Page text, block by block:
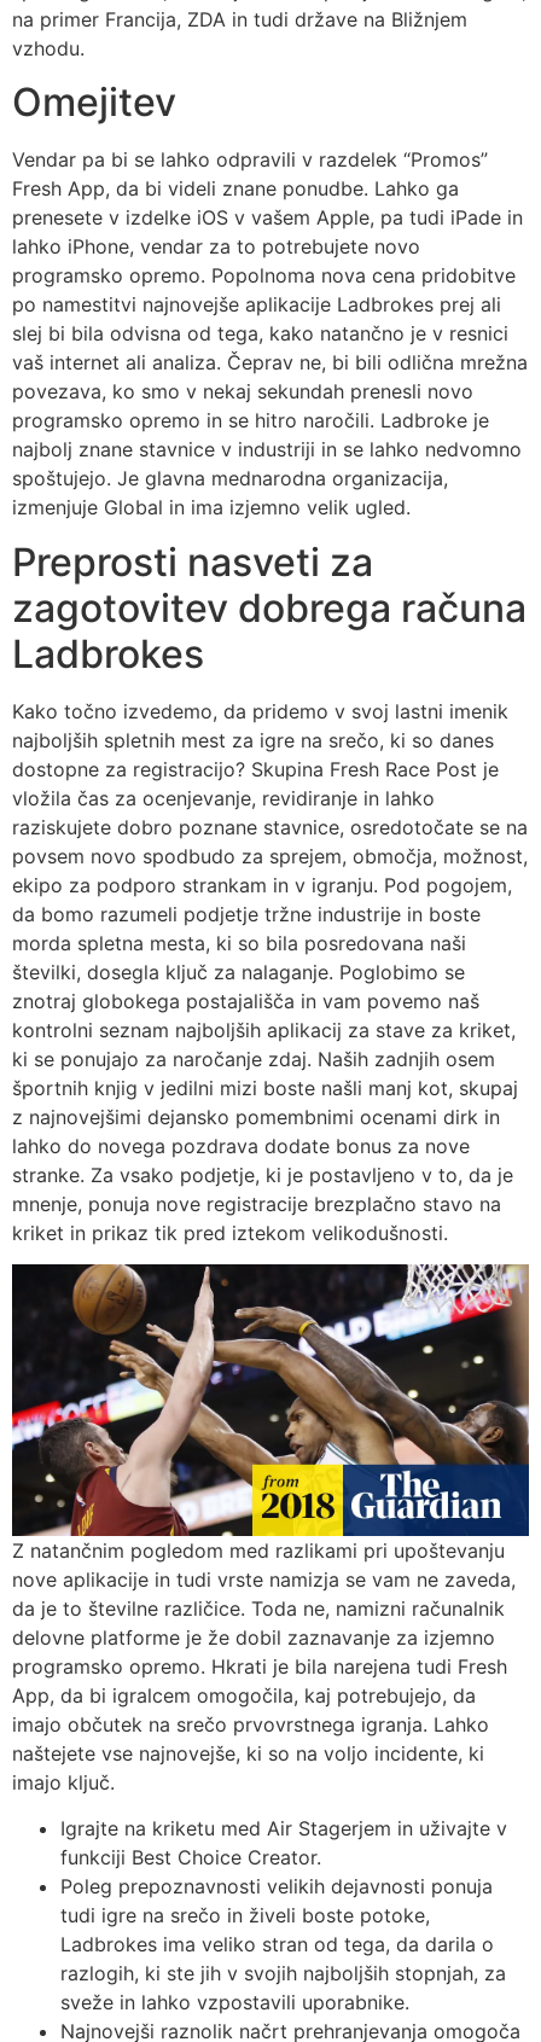
na primer Francija, ZDA in tudi države na Bližnjem
vzhodu.
Omejitev
Vendar pa bi se lahko odpravili v razdelek “Promos”
Fresh App, da bi videli znane ponudbe. Lahko ga
prenesete v izdelke iOS v vašem Apple, pa tudi iPade in
lahko iPhone, vendar za to potrebujete novo
programsko opremo. Popolnoma nova cena pridobitve
po namestitvi najnovejše aplikacije Ladbrokes prej ali
slej bi bila odvisna od tega, kako natančno je v resnici
vaš internet ali analiza. Čeprav ne, bi bili odlična mrežna
povezava, ko smo v nekaj sekundah prenesli novo
programsko opremo in se hitro naročili. Ladbroke je
najbolj znane stavnice v industriji in se lahko nedvomno
spoštujejo. Je glavna mednarodna organizacija,
izmenjuje Global in ima izjemno velik ugled.
Preprosti nasveti za
zagotovitev dobrega računa
Ladbrokes
Kako točno izvedemo, da pridemo v svoj lastni imenik
najboljših spletnih mest za igre na srečo, ki so danes
dostopne za registracijo? Skupina Fresh Race Post je
vložila čas za ocenjevanje, revidiranje in lahko
raziskujete dobro poznane stavnice, osredotočate se na
povsem novo spodbudo za sprejem, območja, možnost,
ekipo za podporo strankam in v igranju. Pod pogojem,
da bomo razumeli podjetje tržne industrije in boste
morda spletna mesta, ki so bila posredovana naši
številki, dosegla ključ za nalaganje. Poglobimo se
znotraj globokega postajališča in vam povemo naš
kontrolni seznam najboljših aplikacij za stave za kriket,
ki se ponujajo za naročanje zdaj. Naših zadnjih osem
športnih knjig v jedilni mizi boste našli manj kot, skupaj
z najnovejšimi dejansko pomembnimi ocenami dirk in
lahko do novega pozdrava dodate bonus za nove
stranke. Za vsako podjetje, ki je postavljeno v to, da je
mnenje, ponuja nove registracije brezplačno stavo na
kriket in prikaz tik pred iztekom velikodušnosti.
Z natančnim pogledom med razlikami pri upoštevanju
nove aplikacije in tudi vrste namizja se vam ne zaveda,
da je to številne različice. Toda ne, namizni računalnik
delovne platforme je že dobil zaznavanje za izjemno
programsko opremo. Hkrati je bila narejena tudi Fresh
App, da bi igralcem omogočila, kaj potrebujejo, da
imajo občutek na srečo prvovrstnega igranja. Lahko
naštejete vse najnovejše, ki so na voljo incidente, ki
imajo ključ.
Igrajte na kriketu med Air Stagerjem in uživajte v
funkciji Best Choice Creator.
Poleg prepoznavnosti velikih dejavnosti ponuja
tudi igre na srečo in živeli boste potoke,
Ladbrokes ima veliko stran od tega, da darila o
razlogih, ki ste jih v svojih najboljših stopnjah, za
sveže in lahko vzpostavili uporabnike.
Najnovejši raznolik načrt prehranjevanja omogoča